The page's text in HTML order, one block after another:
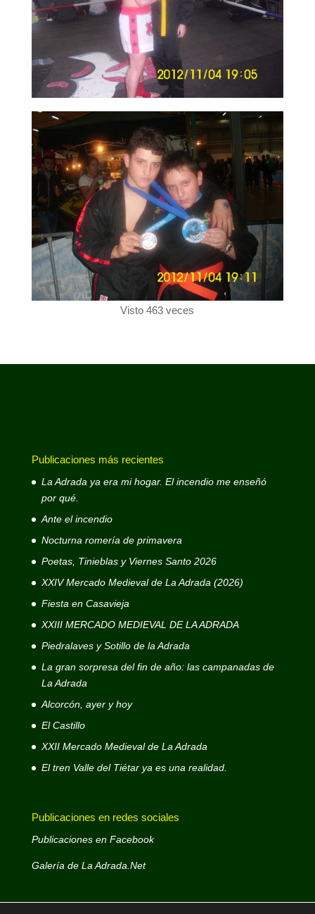
Visto 463 veces
Publicaciones más recientes
La Adrada ya era mi hogar. El incendio me enseñó
por qué.
Ante el incendio
Nocturna romería de primavera
Poetas, Tinieblas y Viernes Santo 2026
XXIV Mercado Medieval de La Adrada (2026)
Fiesta en Casavieja
XXIII MERCADO MEDIEVAL DE LA ADRADA
Piedralaves y Sotillo de la Adrada
La gran sorpresa del fin de año: las campanadas de
La Adrada
Alcorcón, ayer y hoy
El Castillo
XXII Mercado Medieval de La Adrada
El tren Valle del Tiétar ya es una realidad.
Publicaciones en redes sociales
Publicaciones en Facebook
Galería de La Adrada.Net